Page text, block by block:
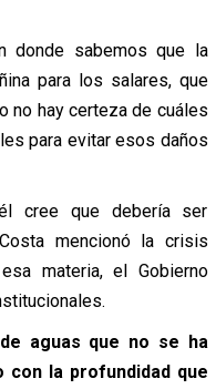
donde sabemos que la
para los salares, que
no hay certeza de cuáles
para evitar esos daños
cree que debería ser
mencionó la crisis
materia, el Gobierno
aguas que no se ha
con la profundidad que